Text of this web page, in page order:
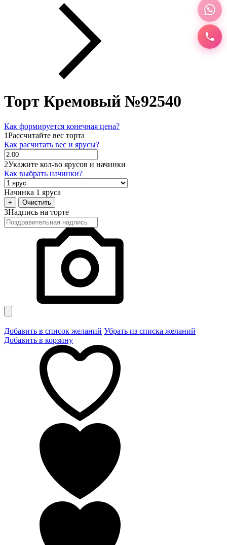
Торт Кремовый №92540
Как формируется конечная цена?
1Рассчитайте вес торта
Как расчитать вес и ярусы?
2Укажите кол-во ярусов и начинки
Как выбрать начинки?
Начинка 1 яруса
+ Очистить
3Надпись на торте
Добавить в список желаний Убрать из списка желаний
Добавить в корзину